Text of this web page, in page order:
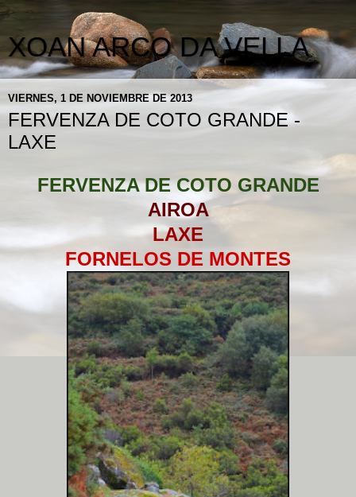
XOAN ARCO DA VELLA
VIERNES, 1 DE NOVIEMBRE DE 2013
FERVENZA DE COTO GRANDE -
LAXE
FERVENZA DE COTO GRANDE
AIROA
LAXE
FORNELOS DE MONTES